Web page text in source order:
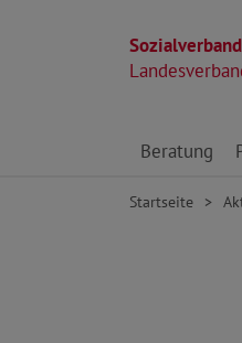
Direkt zu
Beratung
Startseite